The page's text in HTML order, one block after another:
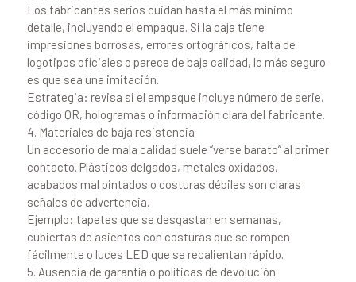
Los fabricantes serios cuidan hasta el más mínimo
detalle, incluyendo el empaque. Si la caja tiene
impresiones borrosas, errores ortográficos, falta de
logotipos oficiales o parece de baja calidad, lo más seguro
es que sea una imitación.
Estrategia: revisa si el empaque incluye número de serie,
código QR, hologramas o información clara del fabricante.
4. Materiales de baja resistencia
Un accesorio de mala calidad suele “verse barato” al primer
contacto. Plásticos delgados, metales oxidados,
acabados mal pintados o costuras débiles son claras
señales de advertencia.
Ejemplo: tapetes que se desgastan en semanas,
cubiertas de asientos con costuras que se rompen
fácilmente o luces LED que se recalientan rápido.
5. Ausencia de garantía o políticas de devolución